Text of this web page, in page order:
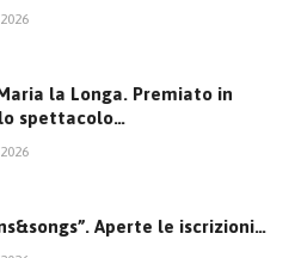
la Longa. Premiato in
spettacolo…
Aperte le iscrizioni…